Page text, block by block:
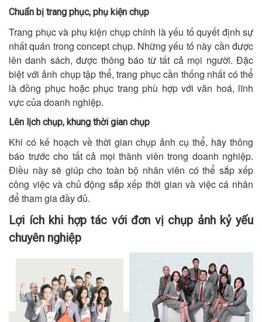
Chuẩn bị trang phục, phụ kiện chụp
Trang phục và phụ kiện chụp chính là yếu tố quyết định sự
nhất quán trong concept chụp. Những yếu tố này cần được
lên danh sách, được thông báo từ tất cả mọi người. Đặc
biệt với ảnh chụp tập thể, trang phục cần thống nhất có thể
là đồng phục hoặc phục trang phù hợp với văn hoá, lĩnh
vực của doanh nghiệp.
Lên lịch chụp, khung thời gian chụp
Khi có kế hoạch về thời gian chụp ảnh cụ thể, hãy thông
báo trước cho tất cả mọi thành viên trong doanh nghiệp.
Điều này sẽ giúp cho toàn bộ nhân viên có thể sắp xếp
công việc và chủ động sắp xếp thời gian và việc cá nhân
để tham gia đầy đủ.
Lợi ích khi hợp tác với đơn vị chụp ảnh kỷ yếu
chuyên nghiệp